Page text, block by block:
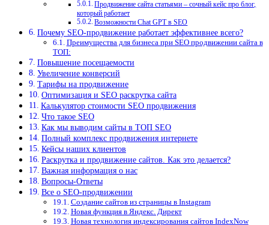
Продвижение сайта статьями – сочный кейс про блог,
который работает
Возможности Chat GPT в SEO
Почему SEO-продвижение работает эффективнее всего?
Преимущества для бизнеса при SEO продвижении сайта в
ТОП:
Повышение посещаемости
Увеличение конверсий
Тарифы на продвижение
Оптимизация и SEO раскрутка сайта
Калькулятор стоимости SEO продвижения
Что такое SEO
Как мы выводим сайты в ТОП SEO
Полный комплекс продвижения интернете
Кейсы наших клиентов
Раскрутка и продвижение сайтов. Как это делается?
Важная информация о нас
Вопросы-Ответы
Все о SEO-продвижении
Создание сайтов из страницы в Instagram
Новая функция в Яндекс. Директ
Новая технология индексирования сайтов IndexNow